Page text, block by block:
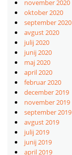
november 2020
oktober 2020
september 2020
avgust 2020
julij 2020
junij 2020
maj 2020
april 2020
februar 2020
december 2019
november 2019
september 2019
avgust 2019
julij 2019
junij 2019
april 2019